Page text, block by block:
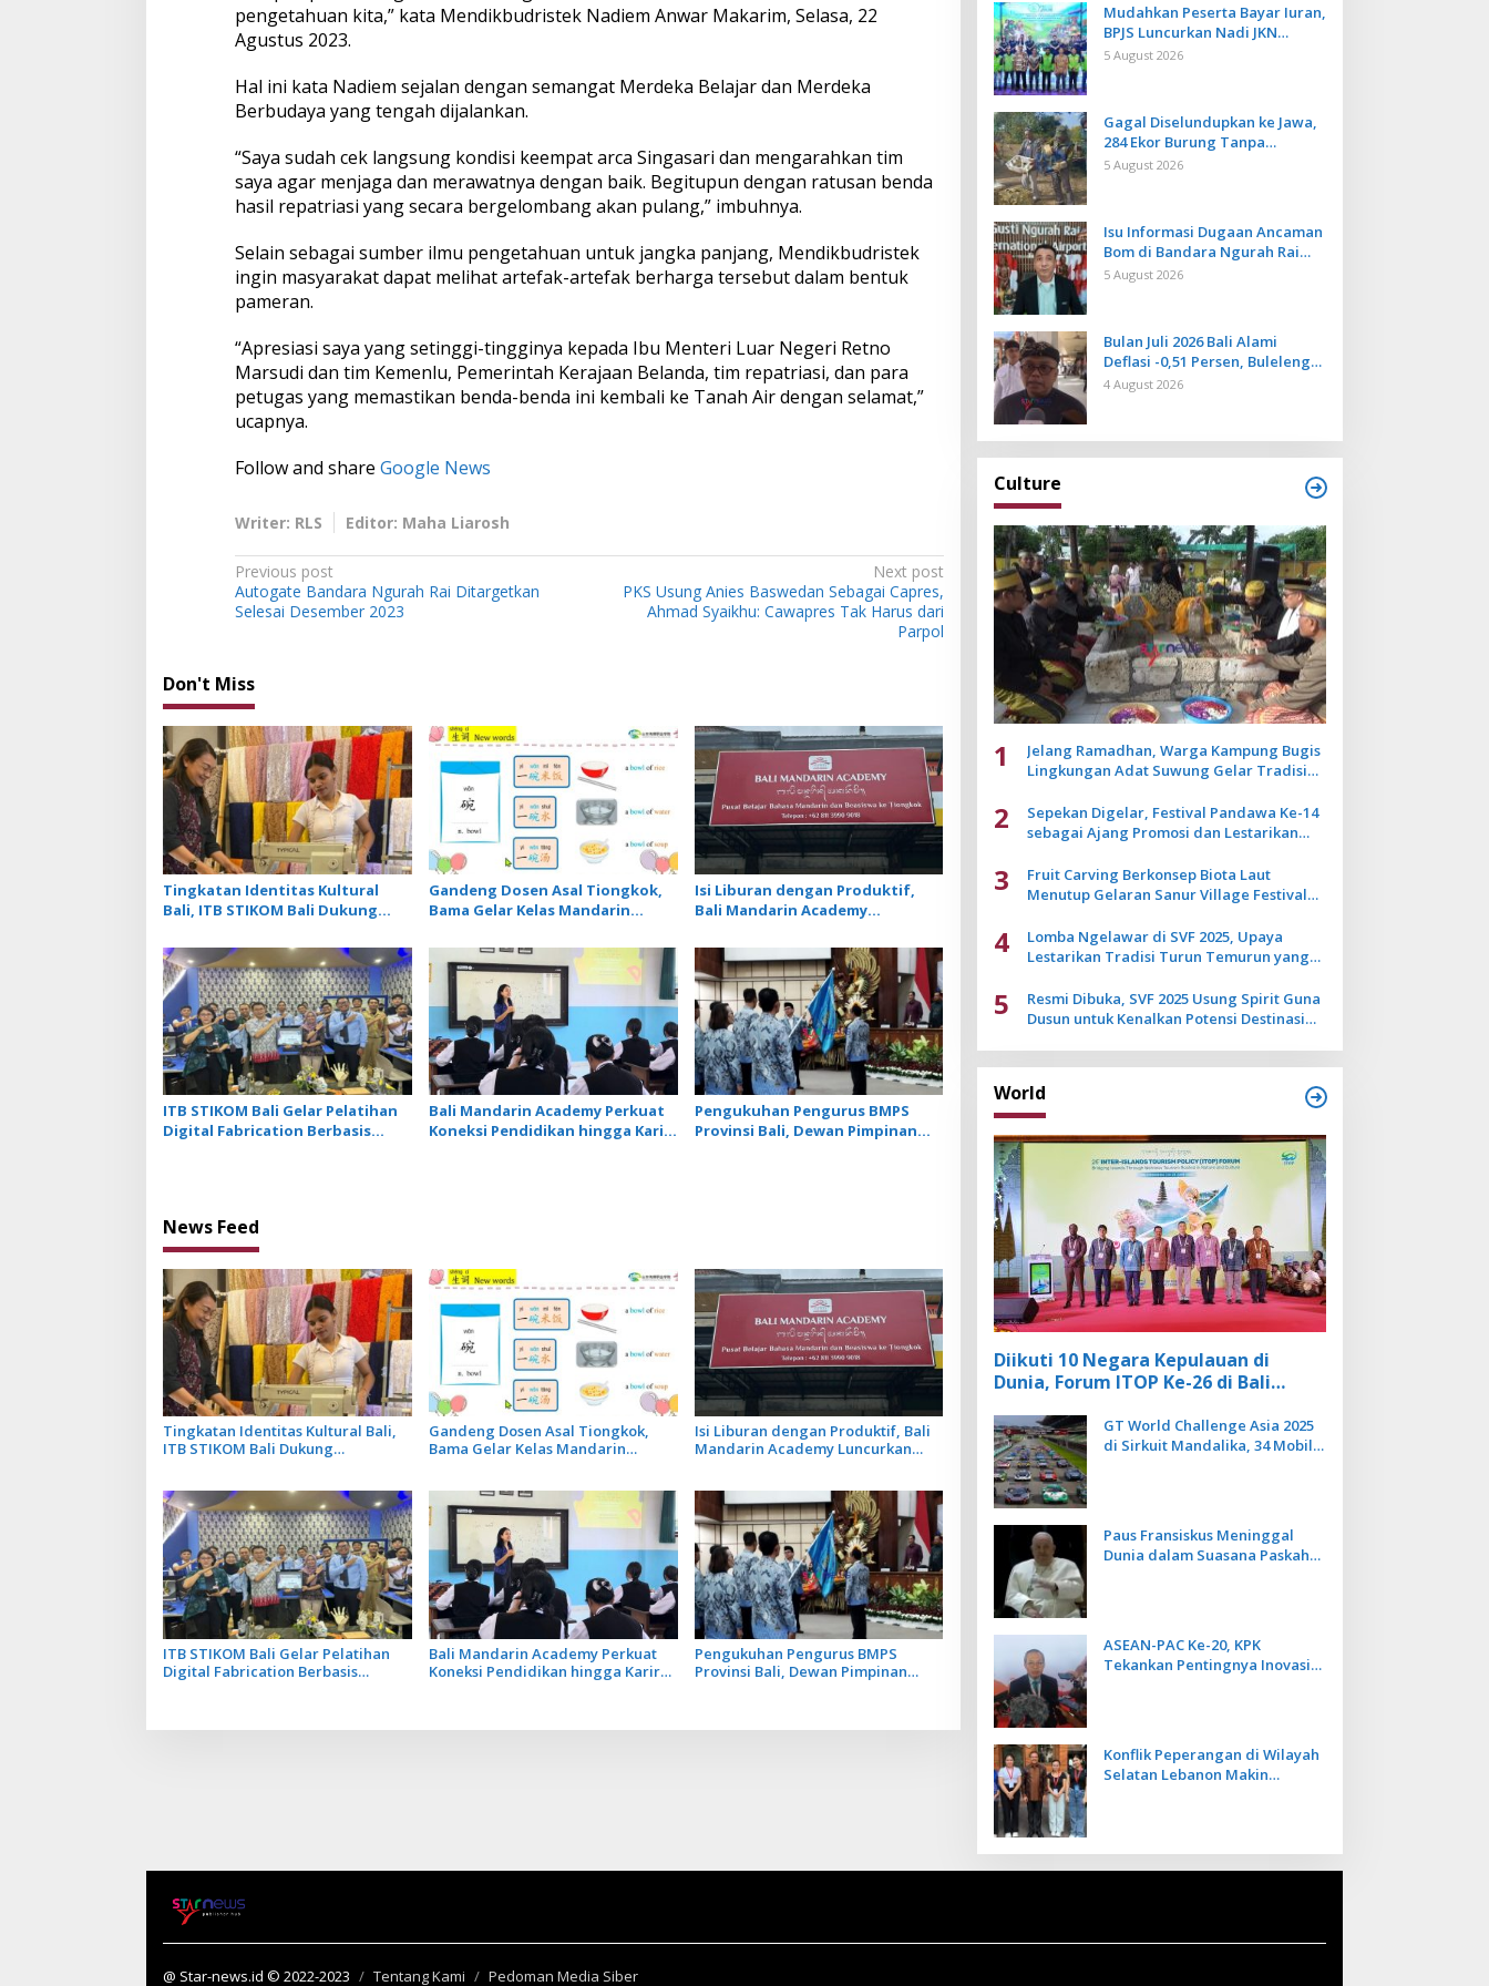
s
i
pengetahuan kita,” kata Mendikbudristek Nadiem Anwar Makarim, Selasa, 22
Agustus 2023.
Hal ini kata Nadiem sejalan dengan semangat Merdeka Belajar dan Merdeka
Berbudaya yang tengah dijalankan.
“Saya sudah cek langsung kondisi keempat arca Singasari dan mengarahkan tim
saya agar menjaga dan merawatnya dengan baik. Begitupun dengan ratusan benda
hasil repatriasi yang secara bergelombang akan pulang,” imbuhnya.
Selain sebagai sumber ilmu pengetahuan untuk jangka panjang, Mendikbudristek
ingin masyarakat dapat melihat artefak-artefak berharga tersebut dalam bentuk
pameran.
“Apresiasi saya yang setinggi-tingginya kepada Ibu Menteri Luar Negeri Retno
Marsudi dan tim Kemenlu, Pemerintah Kerajaan Belanda, tim repatriasi, dan para
petugas yang memastikan benda-benda ini kembali ke Tanah Air dengan selamat,”
ucapnya.
Follow and share Google News
Writer: RLS Editor: Maha Liarosh
P
o
t
n
a
v
i
g
a
t
i
o
n
Previous post
Autogate Bandara Ngurah Rai Ditargetkan
Selesai Desember 2023
Next post
PKS Usung Anies Baswedan Sebagai Capres,
Ahmad Syaikhu: Cawapres Tak Harus dari
Parpol
Don't Miss
Tingkatan Identitas Kultural
Bali, ITB STIKOM Bali Dukung
Pengrajin Kebaya
Gandeng Dosen Asal Tiongkok,
Bama Gelar Kelas Mandarin
Menu Restoran
Isi Liburan dengan Produktif,
Bali Mandarin Academy
Intensif
ITB STIKOM Bali Gelar Pelatihan
Digital Fabrication Berbasis
Bali Mandarin Academy Perkuat
Koneksi Pendidikan hingga Karir
Pengukuhan Pengurus BMPS
Provinsi Bali, Dewan Pimpinan
News Feed
Tingkatan Identitas Kultural Bali,
ITB STIKOM Bali Dukung
Gandeng Dosen Asal Tiongkok,
Bama Gelar Kelas Mandarin
Isi Liburan dengan Produktif, Bali
Mandarin Academy Luncurkan
ITB STIKOM Bali Gelar Pelatihan
Digital Fabrication Berbasis
Bali Mandarin Academy Perkuat
Koneksi Pendidikan hingga Karir
Pengukuhan Pengurus BMPS
Provinsi Bali, Dewan Pimpinan
Mudahkan Peserta Bayar Iuran,
BPJS Luncurkan Nadi JKN
dengan Mekanisme Menabung
5 August 2026
Gagal Diselundupkan ke Jawa,
284 Ekor Burung Tanpa
Dokumen Dilepasliarkan Cegah
5 August 2026
Isu Informasi Dugaan Ancaman
Bom di Bandara Ngurah Rai
Bali Tidak Benar, Operasional
5 August 2026
Bulan Juli 2026 Bali Alami
Deflasi -0,51 Persen, Buleleng
Catat Penurunan Terendah
4 August 2026
Culture
1
Jelang Ramadhan, Warga Kampung Bugis
Lingkungan Adat Suwung Gelar Tradisi
2
Sepekan Digelar, Festival Pandawa Ke-14
sebagai Ajang Promosi dan Lestarikan
3
Fruit Carving Berkonsep Biota Laut
Menutup Gelaran Sanur Village Festival
4
Lomba Ngelawar di SVF 2025, Upaya
Lestarikan Tradisi Turun Temurun yang
5
Resmi Dibuka, SVF 2025 Usung Spirit Guna
Dusun untuk Kenalkan Potensi Destinasi
World
Diikuti 10 Negara Kepulauan di
Dunia, Forum ITOP Ke-26 di Bali
Berbasis Alam dan Budaya
GT World Challenge Asia 2025
di Sirkuit Mandalika, 34 Mobil
Paus Fransiskus Meninggal
Dunia dalam Suasana Paskah
ASEAN-PAC Ke-20, KPK
Tekankan Pentingnya Inovasi
Konflik Peperangan di Wilayah
Selatan Lebanon Makin
@ Star-news.id © 2022-2023 Tentang Kami Pedoman Media Siber